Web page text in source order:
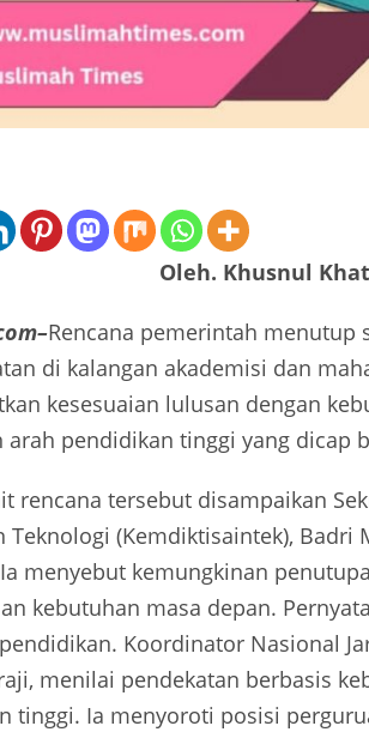
Oleh. Khusnul
Rencana pemerintah
di kalangan akademisi dan
kesesuaian lulusan dengan
arah pendidikan tinggi yang dicap
rencana tersebut disampaikan
Teknologi (Kemdiktisaintek),
menyebut kemungkinan
kebutuhan masa depan.
Koordinator Nasional
menilai pendekatan berbasis
tinggi. Ia menyoroti posisi